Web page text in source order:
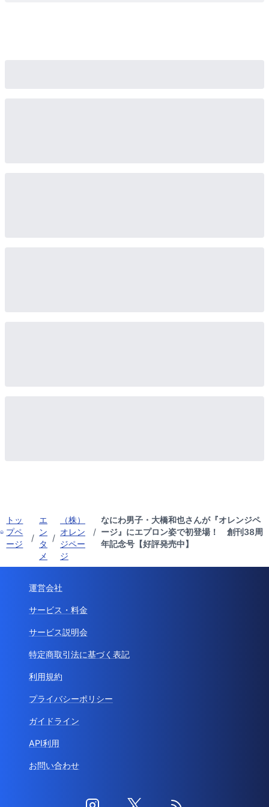
トッ
プペ
ージ
/
エ
ン
タ
メ
/
（株）
オレン
ジペー
ジ
/
なにわ男子・大橋和也さんが『オレンジペ
ージ』にエプロン姿で初登場！ 創刊38周
年記念号【好評発売中】
運営会社
サービス・料金
サービス説明会
特定商取引法に基づく表記
利用規約
プライバシーポリシー
ガイドライン
API利用
お問い合わせ